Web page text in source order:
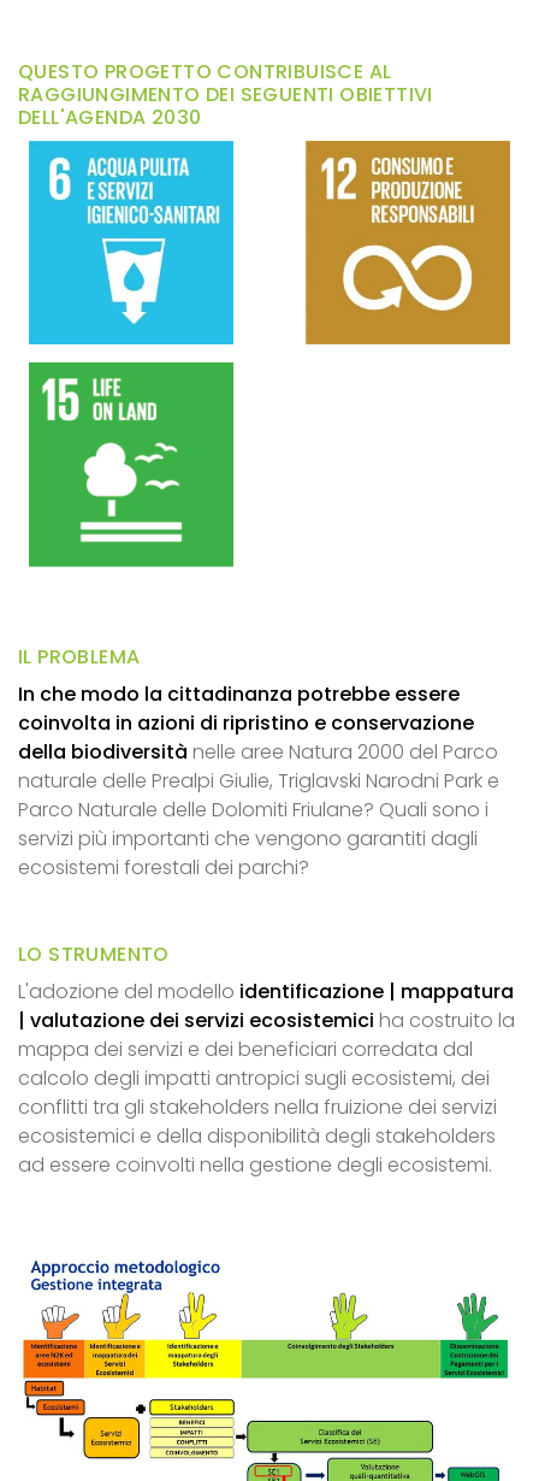
QUESTO PROGETTO CONTRIBUISCE AL
RAGGIUNGIMENTO DEI SEGUENTI OBIETTIVI
DELL'AGENDA 2030
IL PROBLEMA
In che modo la cittadinanza potrebbe essere
coinvolta in azioni di ripristino e conservazione
della biodiversità nelle aree Natura 2000 del Parco
naturale delle Prealpi Giulie, Triglavski Narodni Park e
Parco Naturale delle Dolomiti Friulane? Quali sono i
servizi più importanti che vengono garantiti dagli
ecosistemi forestali dei parchi?
LO STRUMENTO
L'adozione del modello identificazione | mappatura
| valutazione dei servizi ecosistemici ha costruito la
mappa dei servizi e dei beneficiari corredata dal
calcolo degli impatti antropici sugli ecosistemi, dei
conflitti tra gli stakeholders nella fruizione dei servizi
ecosistemici e della disponibilità degli stakeholders
ad essere coinvolti nella gestione degli ecosistemi.